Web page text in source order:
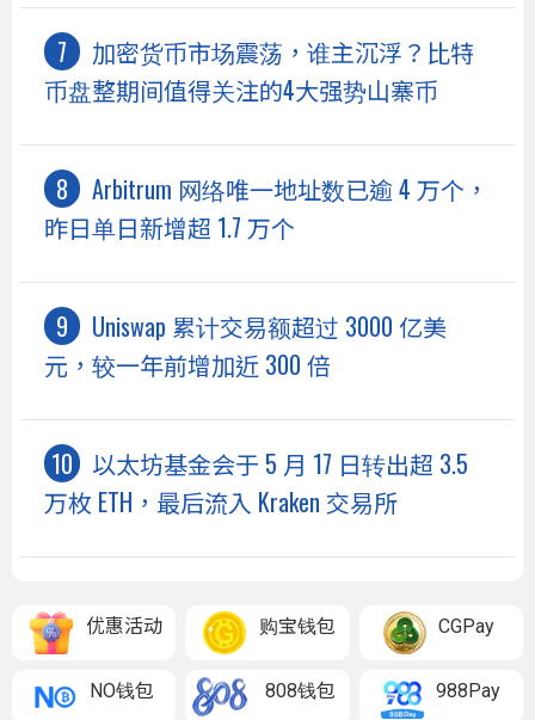
加密货币市场震荡，谁主沉浮？比特
币盘整期间值得关注的4大强势山寨币
Arbitrum 网络唯一地址数已逾 4 万个，
昨日单日新增超 1.7 万个
Uniswap 累计交易额超过 3000 亿美
元，较一年前增加近 300 倍
以太坊基金会于 5 月 17 日转出超 3.5
万枚 ETH，最后流入 Kraken 交易所
优惠活动 购宝钱包 CGPay
NO钱包 808钱包 988Pay